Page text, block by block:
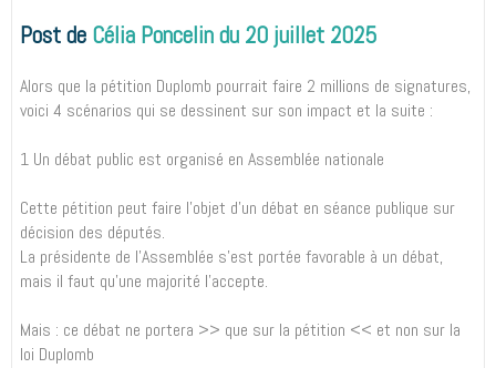
Post de Célia Poncelin du 20 juillet 2025
Alors que la pétition Duplomb pourrait faire 2 millions de signatures,
voici 4 scénarios qui se dessinent sur son impact et la suite :
1️ Un débat public est organisé en Assemblée nationale
Cette pétition peut faire l'objet d'un débat en séance publique sur
décision des députés.
La présidente de l'Assemblée s'est portée favorable à un débat,
mais il faut qu'une majorité l'accepte.
Mais : ce débat ne portera >> que sur la pétition << et non sur la
loi Duplomb